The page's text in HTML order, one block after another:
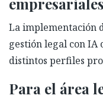
La implementación
gestión legal con IA
distintos perfiles
Para el área